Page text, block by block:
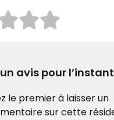
avis pour l’instant
le premier à laisser un
sur cette